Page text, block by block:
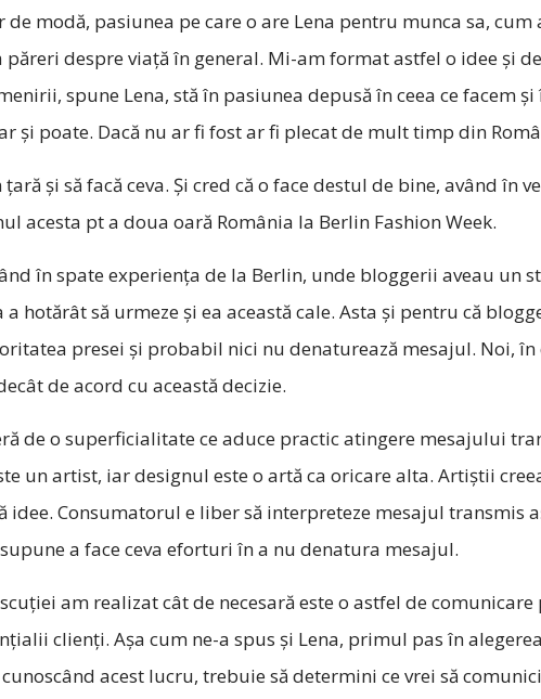
modă, pasiunea pe care o are Lena pentru munca sa, cum
păreri despre viață în general. Mi-am format astfel o idee și
spune Lena, stă în pasiunea depusă în ceea ce facem
și poate. Dacă nu ar fi fost ar fi plecat de mult timp din
şi să facă ceva. Şi cred că o face destul de bine, având în
acesta pt a doua oară România la Berlin Fashion Week.
în spate experiența de la Berlin, unde bloggerii aveau un
hotărât să urmeze și ea această cale. Asta și pentru că
presei și probabil nici nu denaturează mesajul. Noi, în
de acord cu această decizie.
de o superficialitate ce aduce practic atingere mesajului
un artist, iar designul este o artă ca oricare alta. Artiștii
idee. Consumatorul e liber să interpreteze mesajul transmis
a face ceva eforturi în a nu denatura mesajul.
am realizat cât de necesară este o astfel de comunicare
clienți. Așa cum ne-a spus și Lena, primul pas în
acest lucru, trebuie să determini ce vrei să